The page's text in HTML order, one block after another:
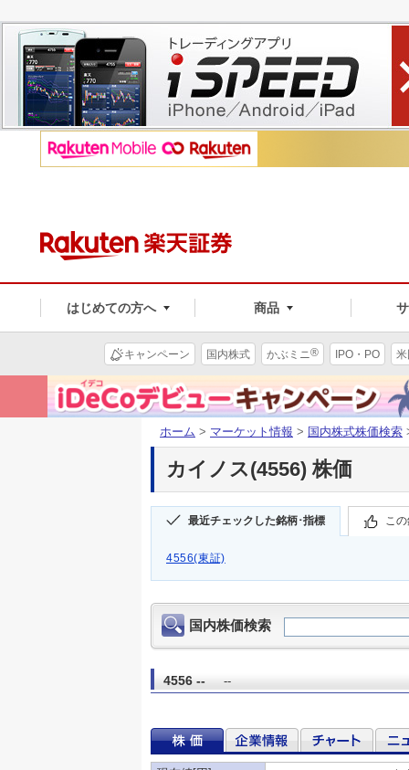
はじめての方へ 商品
キャンペーン 国内株式 かぶミニ® IPO・PO
ホーム > マーケット情報 > 国内株式株価検索
カイノス(4556) 株価
最近チェックした銘柄･指標 こ
4556(東証)